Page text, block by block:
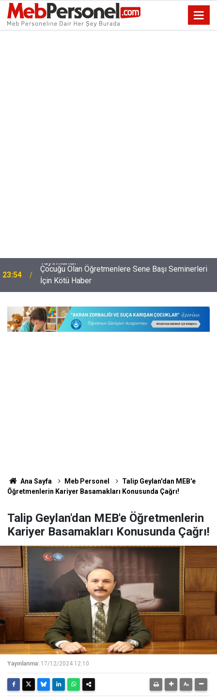
23:54
Çocuğu Olan Öğretmenlere Sene Başı Seminerleri
İçin Kötü Haber
Ana Sayfa Meb Personel
Talip Geylan'dan MEB'e
Öğretmenlerin Kariyer Basamakları Konusunda Çağrı!
Talip Geylan'dan MEB'e Öğretmenlerin
Kariyer Basamakları Konusunda Çağrı!
Yayınlanma: 17/12/2024 12:10